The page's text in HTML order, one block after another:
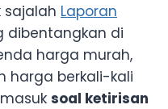
sajalah Laporan
dibentangkan di
harga murah,
harga berkali-kali
soal ketirisan